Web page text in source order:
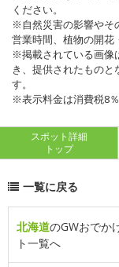
ください。
※自然災害の影響やそ
営業時間、植物の開花
※掲載されている画像
き、提供されたもの
す。
※表示料金は消費税8
スポット詳細
トップ
一覧に戻る
北海道のGWおでか
ト一覧へ